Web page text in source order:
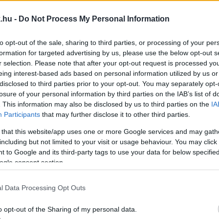
- Do Not Process My Personal Information
opt-out of the sale, sharing to third parties, or processing of your
for targeted advertising by us, please use the below opt-out
selection. Please note that after your opt-out request is processed
interest-based ads based on personal information utilized by us
to third parties prior to your opt-out. You may separately
of your personal information by third parties on the IAB’s list of
This information may also be disclosed by us to third parties on the
Participants that may further disclose it to other third parties.
that this website/app uses one or more Google services and may
but not limited to your visit or usage behaviour. You may
to Google and its third-party tags to use your data for below
consent section.
Data Processing Opt Outs
opt-out of the Sharing of my personal data.
A BESZAKADT ÚTRÓL A SZOMBATHELYI
SZERINT FEL KELL
csak a választások idején ígérget
KÖZÖTTI SZAKASZ MEGÉPÍTÉSÉT ÉS A
Minisztérium államtitkára jelentette be.